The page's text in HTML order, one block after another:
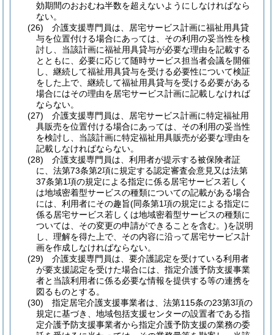
効期間のおおむね半数を超えないようにしなければなら
ない。
(26)
介護支援専門員は、居宅サービス計画に福祉用具貸
与を位置付ける場合にあっては、その利用の妥当性を検
討し、当該計画に福祉用具貸与が必要な理由を記載する
とともに、必要に応じて随時サービス担当者会議を開催
し、継続して福祉用具貸与を受ける必要性について検証
をした上で、継続して福祉用具貸与を受ける必要がある
場合にはその理由を居宅サービス計画に記載しなければ
ならない。
(27)
介護支援専門員は、居宅サービス計画に特定福祉用
具販売を位置付ける場合にあっては、その利用の妥当性
を検討し、当該計画に特定福祉用具販売が必要な理由を
記載しなければならない。
(28)
介護支援専門員は、利用者が提示する被保険者証
に、法第73条第2項に規定する認定審査会意見又は法第
37条第1項の規定による指定に係る居宅サービス若しく
は地域密着型サービスの種類についての記載がある場合
には、利用者にその趣旨(同条第1項の規定による指定に
係る居宅サービス若しくは地域密着型サービスの種類に
ついては、その変更の申請ができることを含む。)を説明
し、理解を得た上で、その内容に沿って居宅サービス計
画を作成しなければならない。
(29)
介護支援専門員は、要介護認定を受けている利用者
が要支援認定を受けた場合には、指定介護予防支援事業
者と当該利用者に係る必要な情報を提供する等の連携を
図るものとする。
(30)
指定居宅介護支援事業者は、法第115条の23第3項の
規定に基づき、地域包括支援センターの設置者である指
定介護予防支援事業者から指定介護予防支援の業務の委